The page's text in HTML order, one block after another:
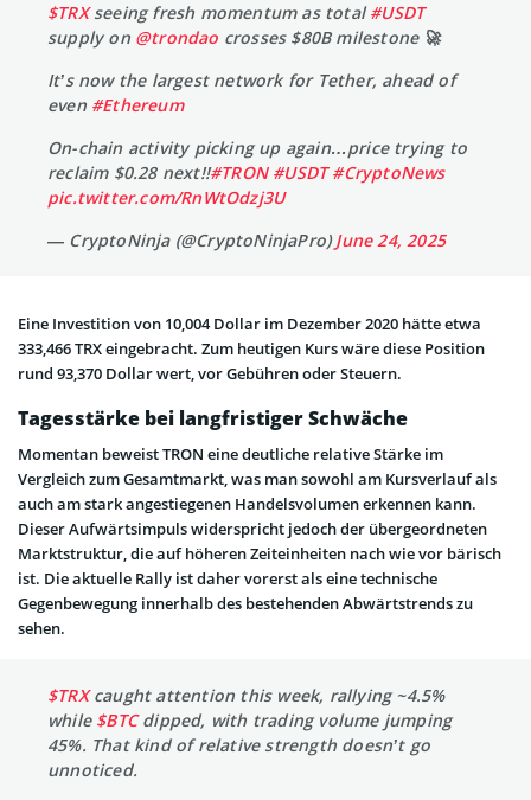
$TRXseeing fresh momentum as total#USDT
supply on @trondao crosses $80B milestone 🚀
It’s now the largest network for Tether, ahead of
even #Ethereum
On-chain activity picking up again…price trying to
reclaim $0.28 next!!#TRON #USDT #CryptoNews
pic.twitter.com/RnWtOdzj3U
— CryptoNinja (@CryptoNinjaPro)June 24, 2025
Eine Investition von 10,004 Dollar im Dezember 2020 hätte etwa
333,466 TRX eingebracht. Zum heutigen Kurs wäre diese Position
rund 93,370 Dollar wert, vor Gebühren oder Steuern.
Tagesstärke bei langfristiger Schwäche
Momentan beweist TRON eine deutliche relative Stärke im
Vergleich zum Gesamtmarkt, was man sowohl am Kursverlauf als
auch am stark angestiegenen Handelsvolumen erkennen kann.
Dieser Aufwärtsimpuls widerspricht jedoch der übergeordneten
Marktstruktur, die auf höheren Zeiteinheiten nach wie vor bärisch
ist. Die aktuelle Rally ist daher vorerst als eine technische
Gegenbewegung innerhalb des bestehenden Abwärtstrends zu
sehen.
$TRXcaught attention this week, rallying ~4.5%
while $BTCdipped, with trading volume jumping
45%. That kind of relative strength doesn’t go
unnoticed.